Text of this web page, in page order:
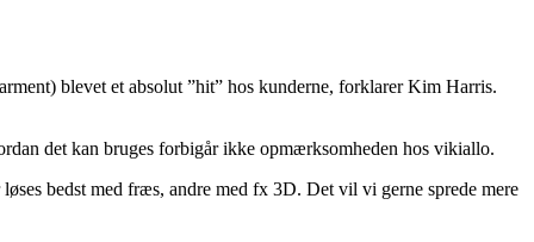
blevet et absolut ”hit” hos kunderne, forklarer Kim Harris.
det kan bruges forbigår ikke opmærksomheden hos vikiallo.
bedst med fræs, andre med fx 3D. Det vil vi gerne sprede mere